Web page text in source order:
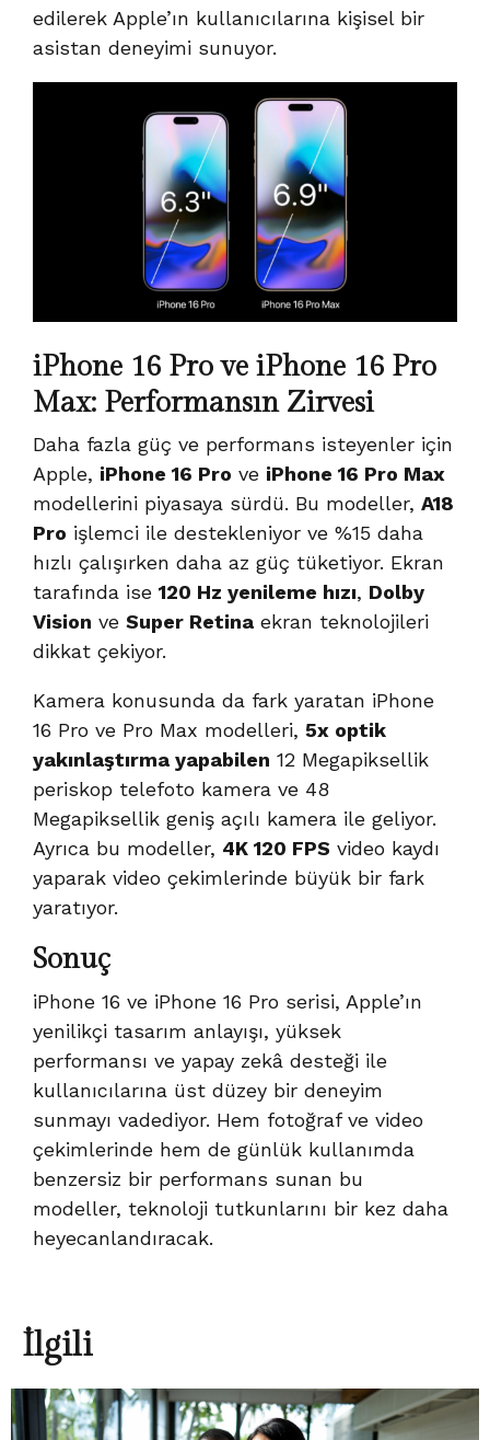
edilerek Apple’ın kullanıcılarına kişisel bir
asistan deneyimi sunuyor.
iPhone 16 Pro ve iPhone 16 Pro
Max: Performansın Zirvesi
Daha fazla güç ve performans isteyenler için
Apple, iPhone 16 Pro ve iPhone 16 Pro Max
modellerini piyasaya sürdü. Bu modeller, A18
Pro işlemci ile destekleniyor ve %15 daha
hızlı çalışırken daha az güç tüketiyor. Ekran
tarafında ise 120 Hz yenileme hızı, Dolby
Vision ve Super Retina ekran teknolojileri
dikkat çekiyor.
Kamera konusunda da fark yaratan iPhone
16 Pro ve Pro Max modelleri, 5x optik
yakınlaştırma yapabilen 12 Megapiksellik
periskop telefoto kamera ve 48
Megapiksellik geniş açılı kamera ile geliyor.
Ayrıca bu modeller, 4K 120 FPS video kaydı
yaparak video çekimlerinde büyük bir fark
yaratıyor.
Sonuç
iPhone 16 ve iPhone 16 Pro serisi, Apple’ın
yenilikçi tasarım anlayışı, yüksek
performansı ve yapay zekâ desteği ile
kullanıcılarına üst düzey bir deneyim
sunmayı vadediyor. Hem fotoğraf ve video
çekimlerinde hem de günlük kullanımda
benzersiz bir performans sunan bu
modeller, teknoloji tutkunlarını bir kez daha
heyecanlandıracak.
İlgili